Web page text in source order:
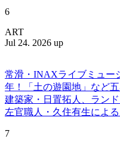
6
ART
Jul 24. 2026 up
常滑・INAXライブミュー
年！「土の遊園地」など
建築家・日置拓人、ラン
左官職人・久住有生による
7